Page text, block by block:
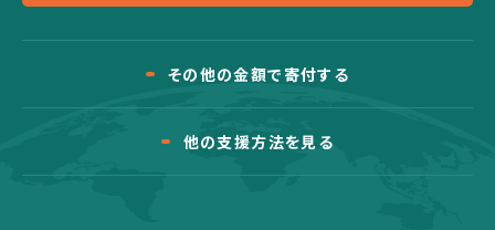
その他の金額で寄付する
他の支援方法を見る